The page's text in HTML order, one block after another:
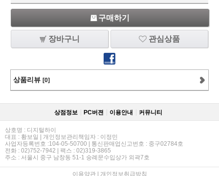
구매하기
장바구니 관심상품
상품리뷰 [0]
상점정보 PC버젼 이용안내 커뮤니티
상호명 : 디지털하이
대표 : 황보일 | 개인정보관리책임자 : 이정민
사업자등록번호 :104-05-50700 | 통신판매업신고번호 : 중구02784호
전화 : 02)752-7942 | 팩스 : 02)319-3865
주소 : 서울시 중구 남창동 51-1 숭례문수입상가 외곽7호
이용약관| 개인정보취급방침